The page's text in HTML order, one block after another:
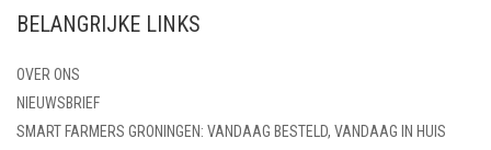
BELANGRIJKE LINKS
OVER ONS
NIEUWSBRIEF
SMART FARMERS GRONINGEN: VANDAAG BESTELD, VANDAAG IN HUIS